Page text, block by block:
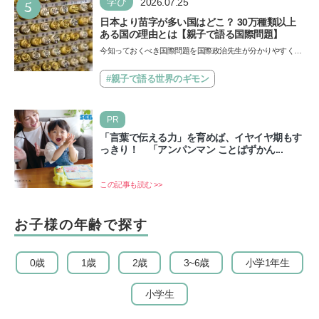
5 2026.07.25
日本より苗字が多い国はどこ？ 30万種類以上
ある国の理由とは【親子で語る国際問題】
今知っておくべき国際問題を国際政治先生が分かりやすく解
類…
#親子で語る世界のギモン
PR
「言葉で伝える力」を育めば、イヤイヤ期もす
っきり！ 「アンパンマン ことばずかん...
この記事も読む >>
お子様の年齢で探す
0歳 1歳 2歳 3~6歳 小学1年生
小学生